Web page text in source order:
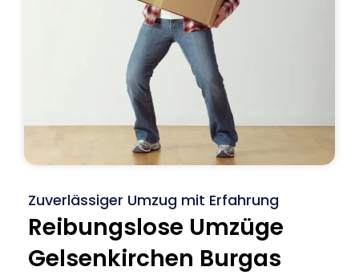
Zuverlässiger Umzug mit Erfahrung
Reibungslose Umzüge
Gelsenkirchen Burgas